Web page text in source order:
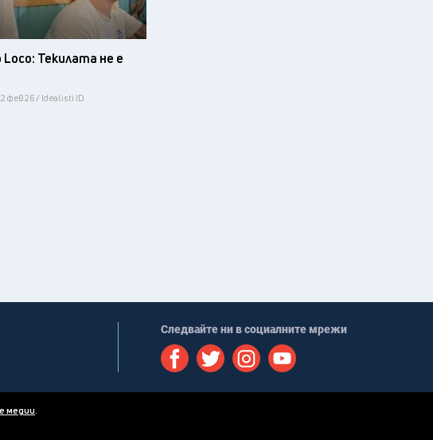
Loco: Текилата не е
фев 26 / Idealisti ID
Следвайте ни в социалните мрежи
медии